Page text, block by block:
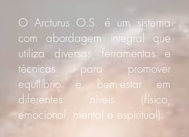
O Arcturus O.S. é um sistema
com abordagem integral que
utiliza diversas ferramentas e
técnicas para promover
equilíbrio e bem-estar em
diferentes níveis (físico,
emocional, mental e espiritual).